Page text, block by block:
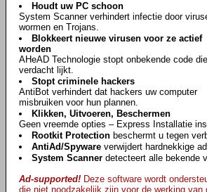
Houdt uw PC schoon
System Scanner verhindert infectie door
wormen en Trojans.
Blokkeert nieuwe virusen voor ze actief
worden
AHeAD Technologie stopt onbekende code die
verdacht lijkt.
Stopt criminele hackers
AntiBot verhindert dat hackers uw computer
misbruiken voor hun plannen.
Klikken, Uitvoeren, Beschermen
Geen vreemde opties – Express Installatie
Rootkit Protection beschermt u tegen
AntiAd/Spyware verwijdert hardnekkige
System Scanner detecteert alle bekende
Ad-supported! Deze software wordt
die niet noodzakelijk zijn voor de werking van